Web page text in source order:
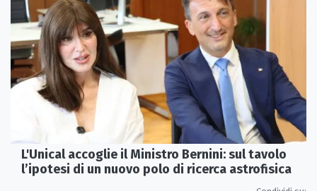
L'Unical accoglie il Ministro Bernini: sul tavolo
l’ipotesi di un nuovo polo di ricerca astrofisica